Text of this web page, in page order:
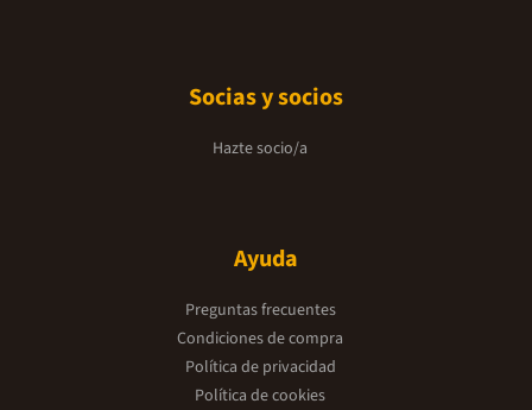
Socias y socios
Hazte socio/a
Ayuda
Preguntas frecuentes
Condiciones de compra
Política de privacidad
Política de cookies